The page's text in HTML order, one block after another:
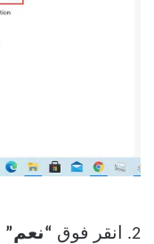
2. انقر فوق “نعم”